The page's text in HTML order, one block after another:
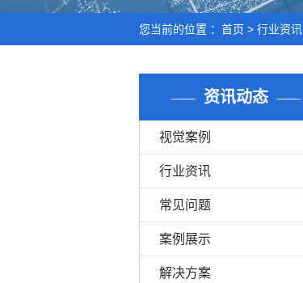
您当前的位置 ： 首页 > 行业资讯
资讯动态
视觉案例
行业资讯
常见问题
案例展示
解决方案